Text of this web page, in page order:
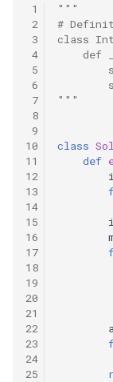
32.3. 从上到下打
33. 二叉搜索树
34. 二叉树中和为
35. 复杂链表的复
36. 二叉搜索树与
37. 序列化二叉树
38. 字符串的排列
39. 数组中出现
的数字
29. 排序的循环链
30. 插入、删除
是 O(1) 的容器
31. 最近最少使用
32. 有效的变位词
33. 变位词组
34. 外星语言是否
35. 最小时间差
36. 后缀表达式
37. 小行星碰撞
4.10. 检查子树
4.12. 求和路径
5.1. 插入
5.2. 二进制数转字
5.3. 翻转数位
5.4. 下一个数
5.6. 整数转换
5.7. 配对交换
5.8. 绘制直线
8.1. 三步问题
1
2
3
4
5
6
7
8
9
10
11
12
13
14
15
16
17
18
19
20
21
22
23
24
25
"""
#
class
def
"""
class
def